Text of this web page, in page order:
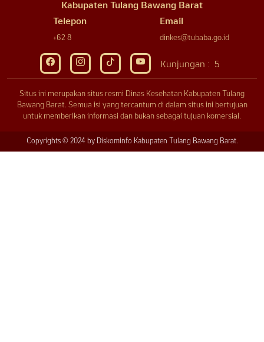
Kabupaten Tulang Bawang Barat
Telepon
+62 8
Email
dinkes@tubaba.go.id
Kunjungan : 5
Situs ini merupakan situs resmi Dinas Kesehatan Kabupaten Tulang
Bawang Barat. Semua isi yang tercantum di dalam situs ini bertujuan
untuk memberikan informasi dan bukan sebagai tujuan komersial.
Copyrights © 2024 by Diskominfo Kabupaten Tulang Bawang Barat.